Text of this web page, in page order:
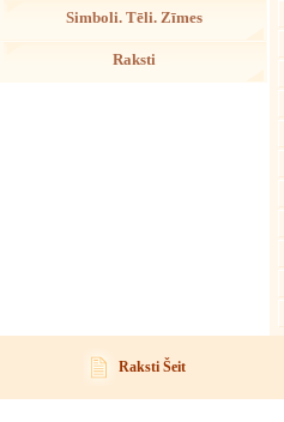
Simboli. Tēli. Zīmes
Raksti
Raksti Šeit